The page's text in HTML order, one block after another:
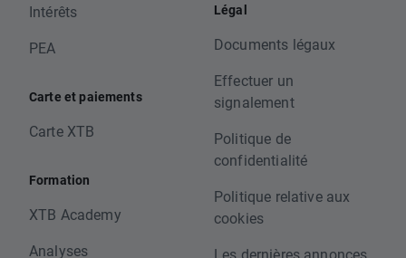
Intérêts
PEA
Carte et paiements
Carte XTB
Formation
XTB Academy
Analyses
Légal
Documents légaux
Effectuer un
signalement
Politique de
confidentialité
Politique relative aux
cookies
Les dernières annonces